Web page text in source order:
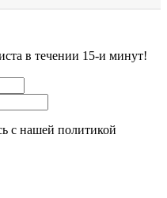
в течении 15-и минут!
с нашей политикой